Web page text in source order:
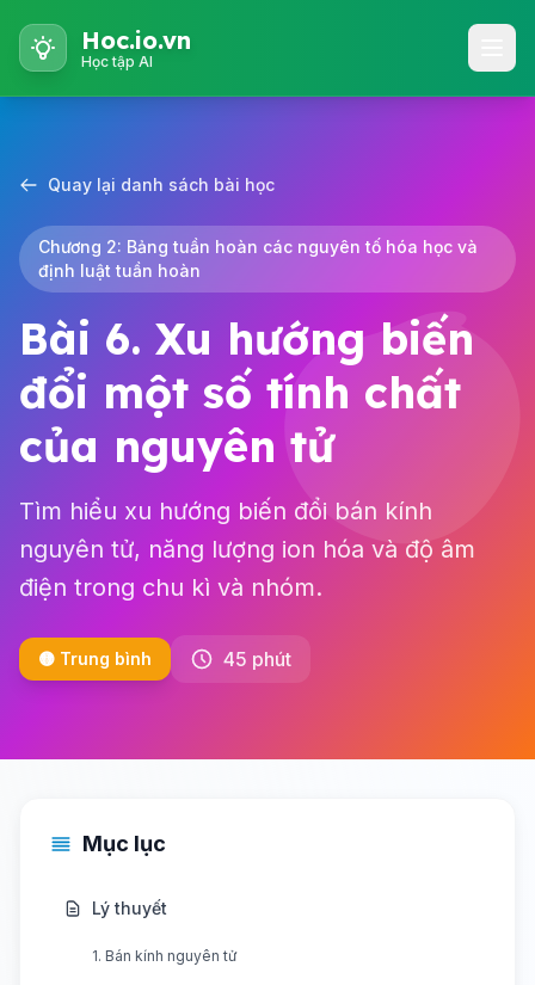
Hoc.io.vn
Học tập AI
Quay lại danh sách bài học
Chương 2: Bảng tuần hoàn các nguyên tố hóa học và
định luật tuần hoàn
Bài 6. Xu hướng biến
đổi một số tính chất
của nguyên tử
Tìm hiểu xu hướng biến đổi bán kính
nguyên tử, năng lượng ion hóa và độ âm
điện trong chu kì và nhóm.
🟡 Trung bình 45 phút
Mục lục
Lý thuyết
1. Bán kính nguyên tử